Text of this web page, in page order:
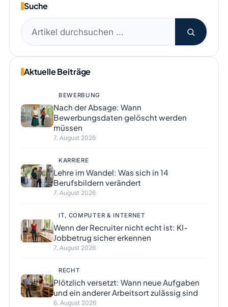
Suche
Suchen
nach:
Aktuelle Beiträge
BEWERBUNG
Nach der Absage: Wann
Bewerbungsdaten gelöscht werden
müssen
7. August 2026
KARRIERE
Lehre im Wandel: Was sich in 14
Berufsbildern verändert
7. August 2026
IT, COMPUTER & INTERNET
Wenn der Recruiter nicht echt ist: KI-
Jobbetrug sicher erkennen
7. August 2026
RECHT
Plötzlich versetzt: Wann neue Aufgaben
und ein anderer Arbeitsort zulässig sind
6. August 2026